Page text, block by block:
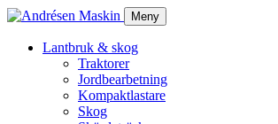
Meny
Lantbruk & skog
Traktorer
Jordbearbetning
Kompaktlastare
Skog